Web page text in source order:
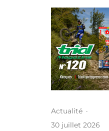
Actualité ·
30 juillet 2026